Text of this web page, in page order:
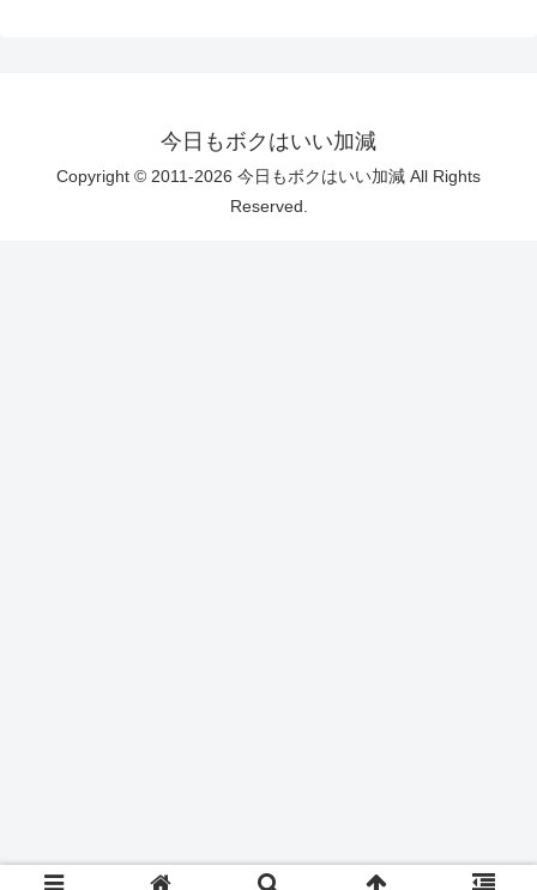
今日もボクはいい加減
Copyright © 2011-2026 今日もボクはいい加減 All Rights
Reserved.